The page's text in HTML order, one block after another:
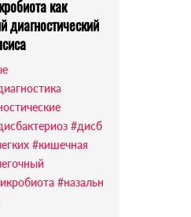
как
диагностический
#дисб
#кишечная
#назальн